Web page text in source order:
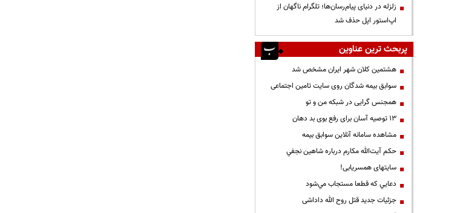
زلزله در دنیای پیام‌رسان‌ها؛ تلگرام ناگهان از
اپ‌استور اپل حذف شد
پربحث ترین عناوین
هشتمین کلان شهر ایران مشخص شد
سوابق بیمه شدگان روی سایت تامین اجتماعی
همجنس گرایی در شبکه من و تو
13 توصیه آسان برای رفع بوی بد دهان
مشاهده سامانه آنلاين سوابق بیمه
حكم آيت‌الله مكارم درباره شاهين نجفي
سایتهای همسریابی!
دعايي كه قطعا مستجاب مي‌شود
جزئیات جدید قتل روح الله داداشی